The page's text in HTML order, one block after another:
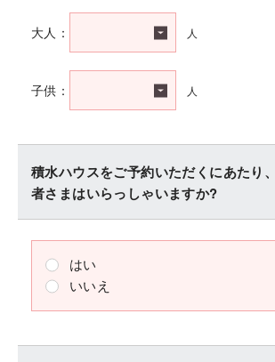
大人： 人
子供： 人
積水ハウスをご予約いただくにあたり
者さまはいらっしゃいますか?
はい
いいえ